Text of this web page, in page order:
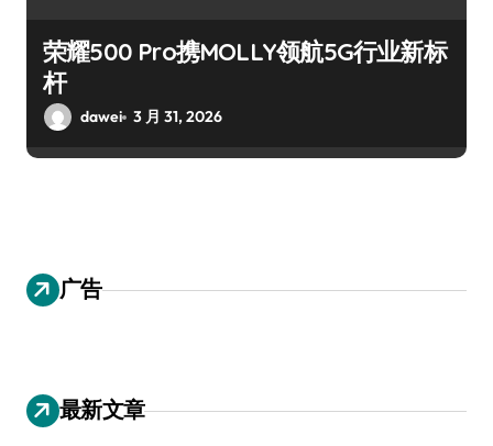
荣耀500 Pro携MOLLY领航5G行业新标
杆
dawei 3 月 31, 2026
广告
最新文章